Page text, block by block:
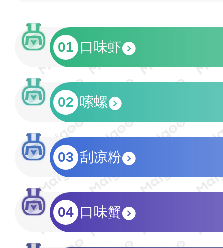
01 口味虾
02 嗦螺
03 刮凉粉
04 口味蟹